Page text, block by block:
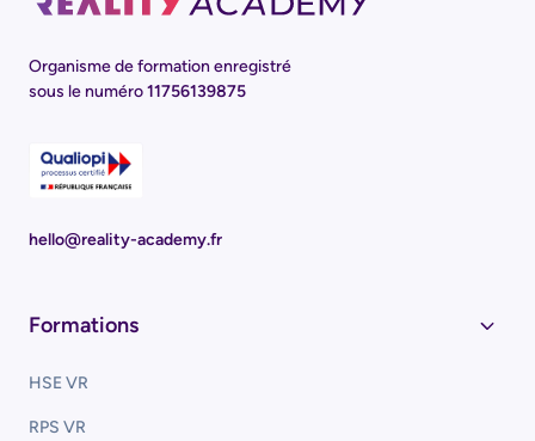
Organisme de formation enregistré
sous le numéro11756139875
hello@reality-academy.fr
Formations
HSE VR
RPS VR